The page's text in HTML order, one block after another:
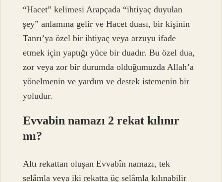
“Hacet” kelimesi Arapçada “ihtiyaç duyulan
şey” anlamına gelir ve Hacet duası, bir kişinin
Tanrı’ya özel bir ihtiyaç veya arzuyu ifade
etmek için yaptığı yüce bir duadır. Bu özel dua,
zor veya zor bir durumda olduğumuzda Allah’a
yönelmenin ve yardım ve destek istemenin bir
yoludur.
Evvabin namazı 2 rekat kılınır
mı?
Altı rekattan oluşan Evvabîn namazı, tek
selâmla veya iki rekatta üç selâmla kılınabilir